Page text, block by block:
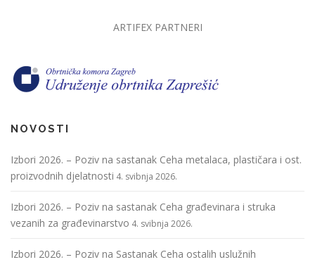
ARTIFEX PARTNERI
NOVOSTI
Izbori 2026. – Poziv na sastanak Ceha metalaca, plastičara i ost.
proizvodnih djelatnosti 4. svibnja 2026.
Izbori 2026. – Poziv na sastanak Ceha građevinara i struka
vezanih za građevinarstvo 4. svibnja 2026.
Izbori 2026. – Poziv na Sastanak Ceha ostalih uslužnih